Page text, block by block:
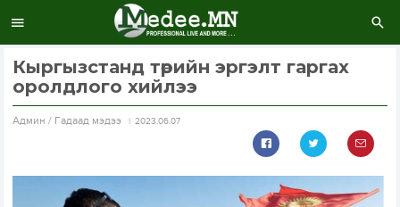
Кыргызстанд төрийн эргэлт гаргах
оролдлого хийлээ
Aдмин / Гадаад мэдээ 2023.06.07